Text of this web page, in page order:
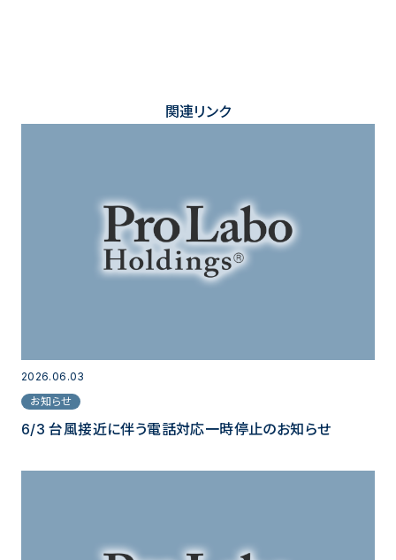
関連リンク
2026.06.03
お知らせ
6/3 台風接近に伴う電話対応一時停止のお知らせ